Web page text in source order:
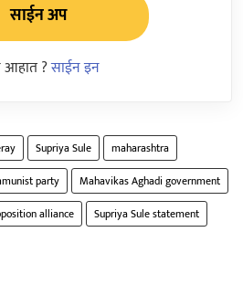
साईन अप
आहात ?साईन इन
Supriya Sule
maharashtra
party
Mahavikas Aghadi government
alliance
Supriya Sule statement